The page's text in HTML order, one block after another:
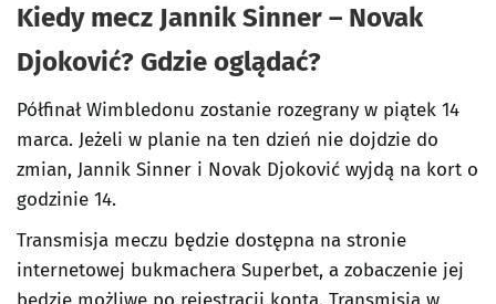
Kiedy mecz Jannik Sinner – Novak
Djoković? Gdzie oglądać?
Półfinał Wimbledonu zostanie rozegrany w piątek 14
marca. Jeżeli w planie na ten dzień nie dojdzie do
zmian, Jannik Sinner i Novak Djoković wyjdą na kort o
godzinie 14.
Transmisja meczu będzie dostępna na stronie
internetowej bukmachera Superbet, a zobaczenie jej